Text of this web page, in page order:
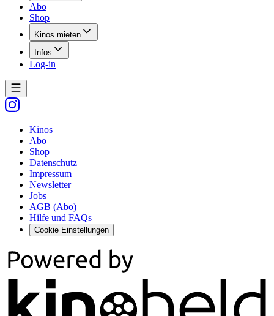
Abo
Shop
Kinos mieten
Infos
Log-in
Kinos
Abo
Shop
Datenschutz
Impressum
Newsletter
Jobs
AGB (Abo)
Hilfe und FAQs
Cookie Einstellungen